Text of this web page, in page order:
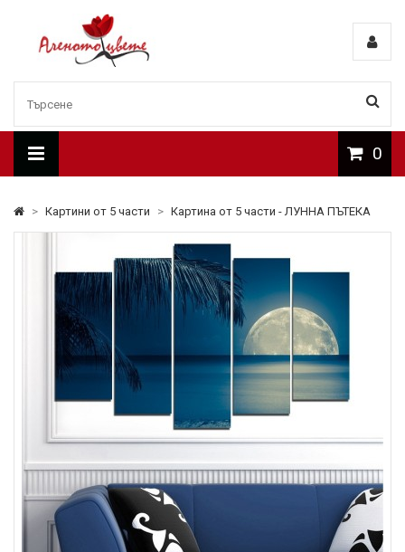
0
> Картини от 5 части > Картина от 5 части - ЛУННА ПЪТЕКА